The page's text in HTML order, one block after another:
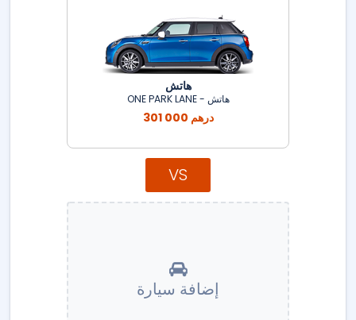
هاتش
هاتش - ONE PARK LANE
301 000 درهم
VS
إضافة سيارة